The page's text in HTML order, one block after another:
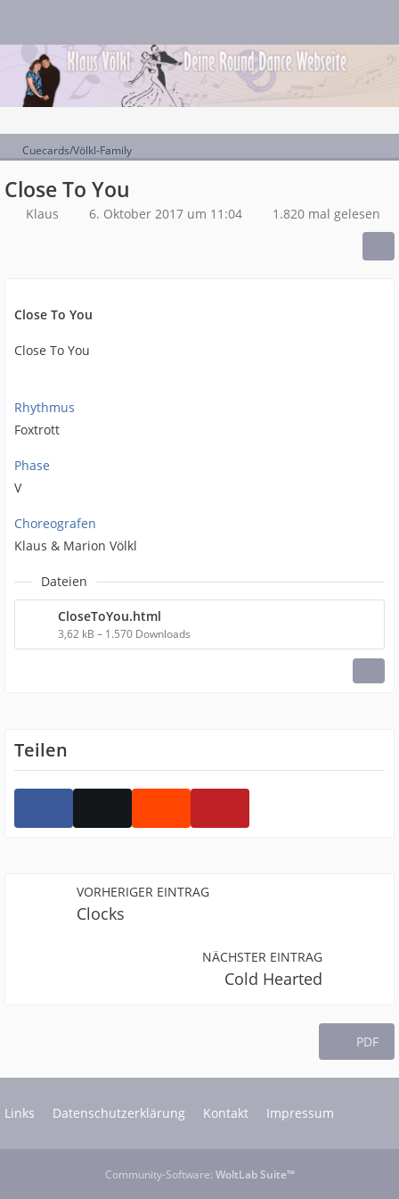
Cuecards/Völkl-Family
Close To You
Klaus 6. Oktober 2017 um 11:04 1.820 mal gelesen
Close To You
Close To You
Rhythmus
Foxtrott
Phase
V
Choreografen
Klaus & Marion Völkl
Dateien
CloseToYou.html
3,62 kB – 1.570 Downloads
Teilen
VORHERIGER EINTRAG
Clocks
NÄCHSTER EINTRAG
Cold Hearted
PDF
Links Datenschutzerklärung Kontakt Impressum
Community-Software: WoltLab Suite™